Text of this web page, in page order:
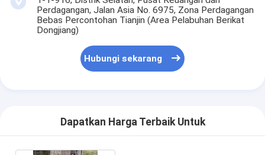
Perdagangan, Jalan Asia No. 6975, Zona Perdagangan
Bebas Percontohan Tianjin (Area Pelabuhan Berikat
Dongjiang)
Hubungi sekarang
Dapatkan Harga Terbaik Untuk